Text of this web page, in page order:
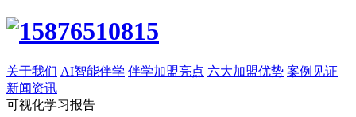
关于我们 AI智能伴学 伴学加盟亮点 六大加盟优势 案例见证
新闻资讯
可视化学习报告